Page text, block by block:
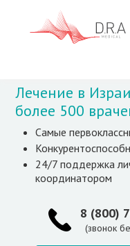
Лечение в
более 500
Самые
24/7 поддержка
координатором
8 (800)
(звонок